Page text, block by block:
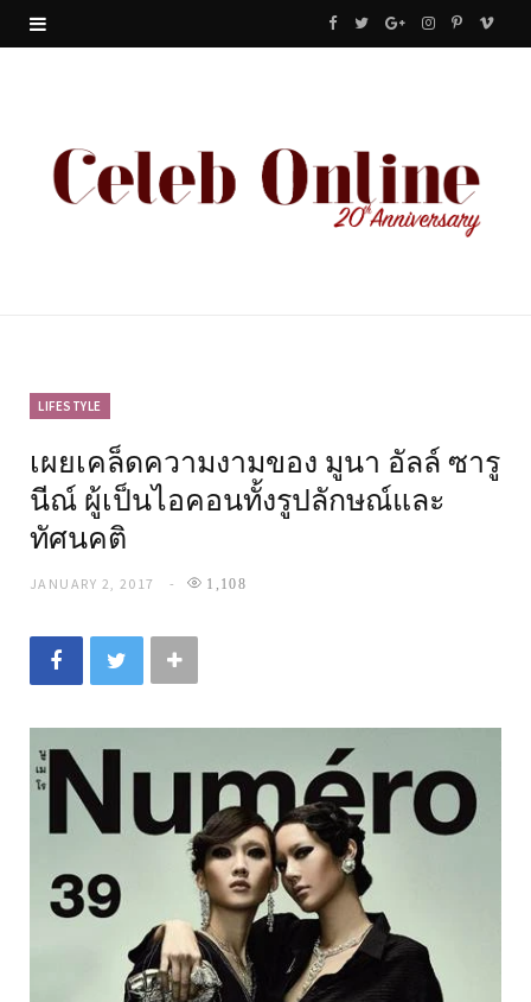
F
e
b
T
t
G
g
l
s
I
t
a
P
t
e
V
LIFESTYLE
เผยเคล็ดความงามของ มูนา อัลล์ ซารู
นีณ์ ผู้เป็นไอคอนทั้งรูปลักษณ์และ
ทัศนคติ
JANUARY 2, 2017 1,108